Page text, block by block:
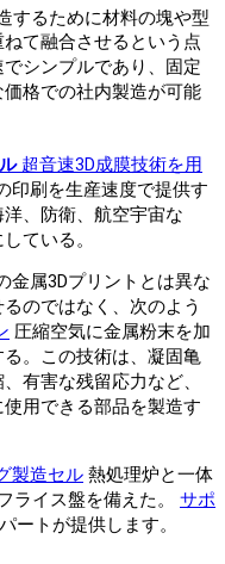
するために材料の塊や型
て融合させるという点
シンプルであり、固定
格での社内製造が可能
超音速3D成膜技術を用
印刷を生産速度で提供す
、防衛、航空宇宙な
ている。
金属3Dプリントとは異な
のではなく、次のよう
圧縮空気に金属粉末を加
。この技術は、凝固亀
有害な残留応力など、
用できる部品を製造す
製造セル 熱処理炉と一体
ライス盤を備えた。 サポ
ートが提供します。